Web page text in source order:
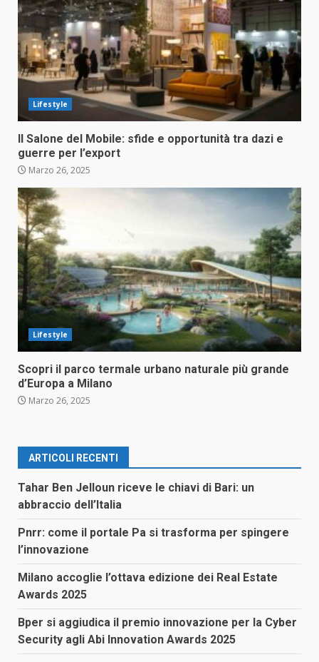
Lifestyle
Il Salone del Mobile: sfide e opportunità tra dazi e
guerre per l’export
Marzo 26, 2025
Lifestyle
Scopri il parco termale urbano naturale più grande
d’Europa a Milano
Marzo 26, 2025
ARTICOLI RECENTI
Tahar Ben Jelloun riceve le chiavi di Bari: un
abbraccio dell’Italia
Pnrr: come il portale Pa si trasforma per spingere
l’innovazione
Milano accoglie l’ottava edizione dei Real Estate
Awards 2025
Bper si aggiudica il premio innovazione per la Cyber
Security agli Abi Innovation Awards 2025